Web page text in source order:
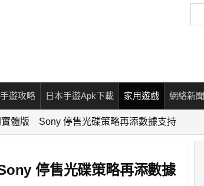
尋
手遊攻略 日本手遊Apk下載 家用遊戲 網絡新聞
實體版 Sony 停售光碟策略再添數據支持
停售光碟策略再添數據